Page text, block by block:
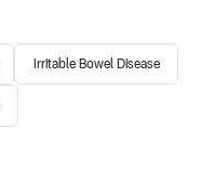
Irritable Bowel Disease